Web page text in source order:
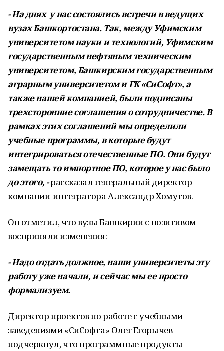
- На днях у нас состоялись встречи в ведущих
вузах Башкортостана. Так, между Уфимским
университетом науки и технологий, Уфимским
государственным нефтяным техническим
университетом, Башкирским государственным
аграрным университетом и ГК «СиСофт», а
также нашей компанией, были подписаны
трехсторонние соглашения о сотрудничестве. В
рамках этих соглашений мы определили
учебные программы, в которые будут
интегрироваться отечественные ПО. Они будут
замещать то импортное ПО, которое у нас было
до этого, -рассказал генеральный директор
компании-интегратора Александр Хомутов.
Он отметил, что вузы Башкирии с позитивом
восприняли изменения:
- Надо отдать должное, наши университеты эту
работу уже начали, и сейчас мы ее просто
формализуем.
Директор проектов по работе с учебными
заведениями «СиСофта» Олег Егорычев
подчеркнул, что программные продукты